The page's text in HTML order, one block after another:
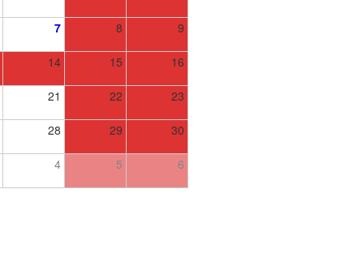
7 8 9
14 15 16
21 22 23
28 29 30
4 5 6